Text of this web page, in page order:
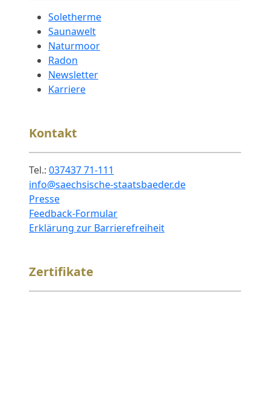
Soletherme
Saunawelt
Naturmoor
Radon
Newsletter
Karriere
Kontakt
Tel.: 037437 71-111
info@saechsische-staatsbaeder.de
Presse
Feedback-Formular
Erklärung zur Barrierefreiheit
Zertifikate